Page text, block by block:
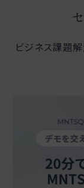
ビジネス課題